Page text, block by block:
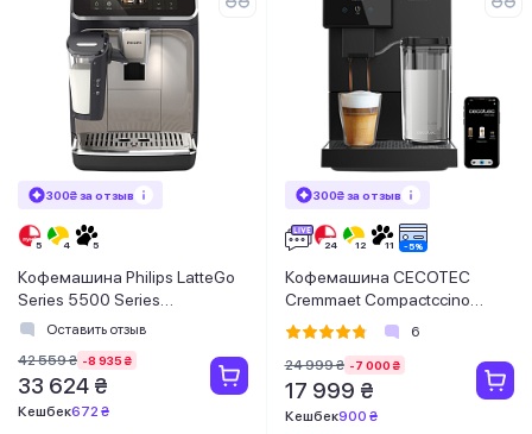
300₴ за отзыв
Кофемашина Philips LatteGo
Series 5500 Series
EP5547/90
Оставить отзыв
42 559 ₴ -8 935 ₴
33 624 ₴
Кешбек672 ₴
300₴ за отзыв
Кофемашина CECOTEC
Cremmaet Compactccino
Connected
6
24 999 ₴ -7 000 ₴
17 999 ₴
Кешбек900 ₴